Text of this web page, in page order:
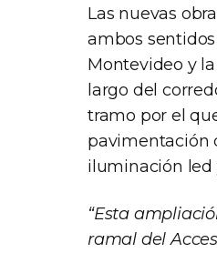
Las nuevas
ambos
Montevideo y
largo del
tramo por el
pavimentación
iluminación led
“Esta
ramal del